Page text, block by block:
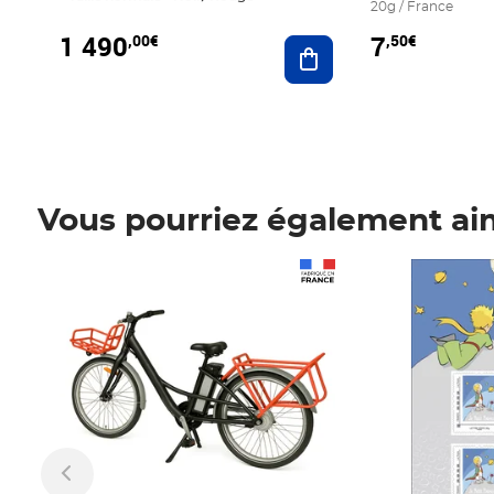
1 490,00€ Ajouter au panier
20g / France
7,50€
Vous pourriez également
Prix 7,50€